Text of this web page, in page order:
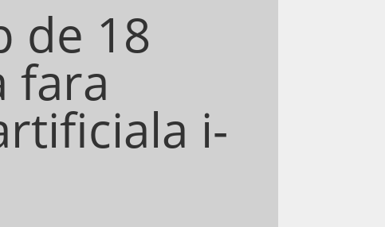
de 18
fara
i-